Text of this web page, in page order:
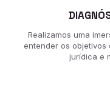
Realizamos uma
entender os objetivos
jurídica e